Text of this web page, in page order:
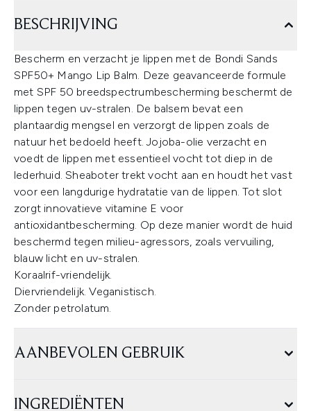
BESCHRIJVING
Bescherm en verzacht je lippen met de Bondi Sands
SPF50+ Mango Lip Balm. Deze geavanceerde formule
met SPF 50 breedspectrumbescherming beschermt de
lippen tegen uv-stralen. De balsem bevat een
plantaardig mengsel en verzorgt de lippen zoals de
natuur het bedoeld heeft. Jojoba-olie verzacht en
voedt de lippen met essentieel vocht tot diep in de
lederhuid. Sheaboter trekt vocht aan en houdt het vast
voor een langdurige hydratatie van de lippen. Tot slot
zorgt innovatieve vitamine E voor
antioxidantbescherming. Op deze manier wordt de huid
beschermd tegen milieu-agressors, zoals vervuiling,
blauw licht en uv-stralen.
Koraalrif-vriendelijk.
Diervriendelijk. Veganistisch.
Zonder petrolatum.
AANBEVOLEN GEBRUIK
INGREDIËNTEN